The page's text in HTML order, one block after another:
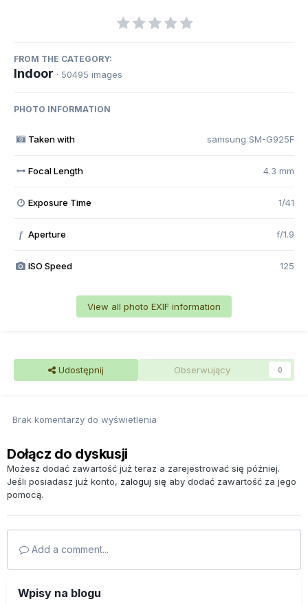
FROM THE CATEGORY:
Indoor · 50495 images
PHOTO INFORMATION
Taken with samsung SM-G925F
Focal Length 4.3 mm
Exposure Time 1/41
f Aperture f/1.9
ISO Speed 125
View all photo EXIF information
Udostępnij Obserwujący 0
Brak komentarzy do wyświetlenia
Dołącz do dyskusji
Możesz dodać zawartość już teraz a zarejestrować się później.
Jeśli posiadasz już konto, zaloguj się aby dodać zawartość za jego
pomocą.
Add a comment...
Wpisy na blogu